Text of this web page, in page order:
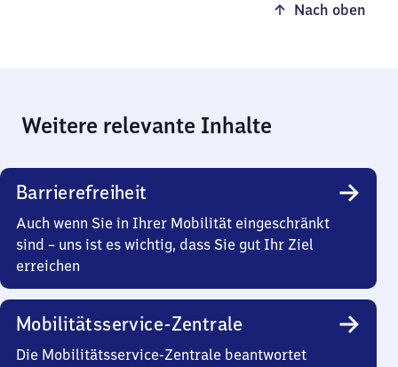
Nach oben
Weitere relevante Inhalte
Barrierefreiheit
Auch wenn Sie in Ihrer Mobilität eingeschränkt
sind – uns ist es wichtig, dass Sie gut Ihr Ziel
erreichen
Mobilitätsservice-Zentrale
Die Mobilitätsservice-Zentrale beantwortet